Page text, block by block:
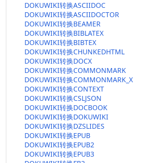
DOKUWIKI转换ASCIIDOC
DOKUWIKI转换ASCIIDOCTOR
DOKUWIKI转换BEAMER
DOKUWIKI转换BIBLATEX
DOKUWIKI转换BIBTEX
DOKUWIKI转换CHUNKEDHTML
DOKUWIKI转换DOCX
DOKUWIKI转换COMMONMARK
DOKUWIKI转换COMMONMARK_X
DOKUWIKI转换CONTEXT
DOKUWIKI转换CSLJSON
DOKUWIKI转换DOCBOOK
DOKUWIKI转换DOKUWIKI
DOKUWIKI转换DZSLIDES
DOKUWIKI转换EPUB
DOKUWIKI转换EPUB2
DOKUWIKI转换EPUB3